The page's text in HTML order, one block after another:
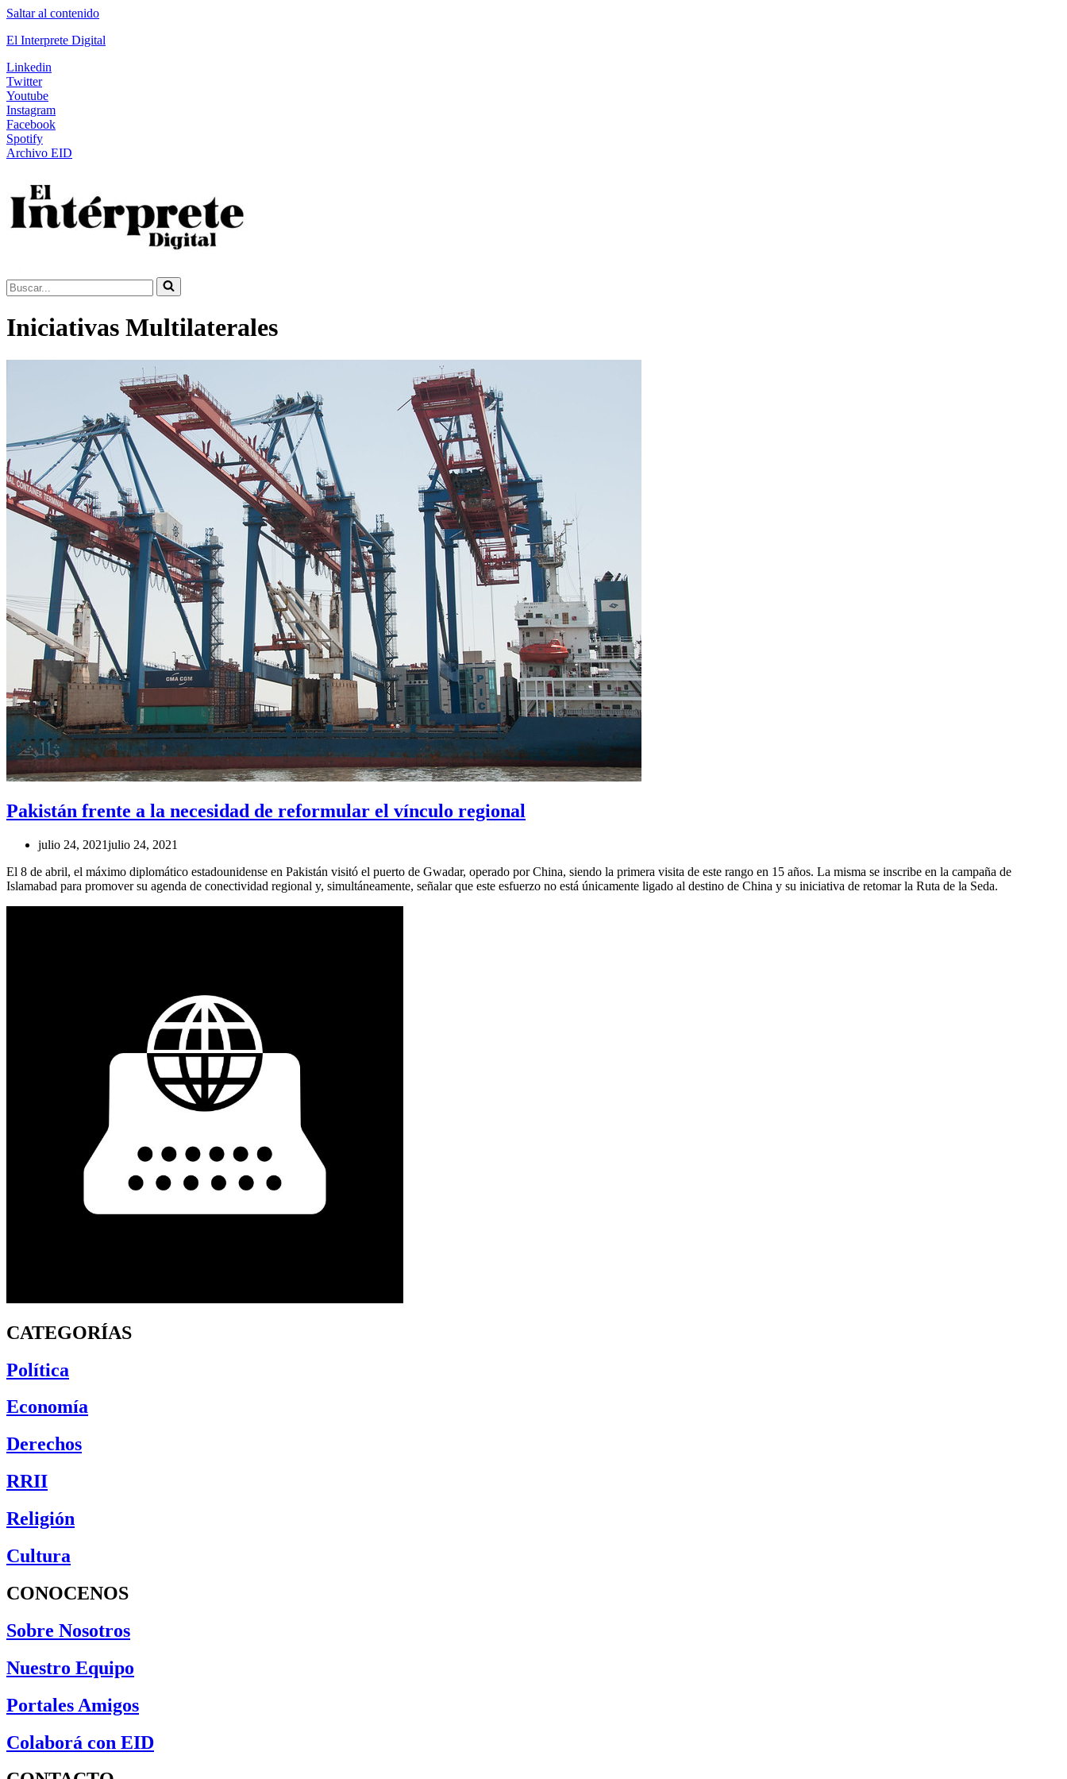
Saltar al contenido
El Interprete Digital
Linkedin
Twitter
Youtube
Instagram
Facebook
Spotify
Archivo EID
Buscar...
Iniciativas Multilaterales
Pakistán frente a la necesidad de reformular el vínculo regional
julio 24, 2021julio 24, 2021
El 8 de abril, el máximo diplomático estadounidense en Pakistán visitó el puerto de Gwadar, operado por China, siendo la primera visita de este rango en 15 años. La misma se inscribe en la campaña de
Islamabad para promover su agenda de conectividad regional y, simultáneamente, señalar que este esfuerzo no está únicamente ligado al destino de China y su iniciativa de retomar la Ruta de la Seda.
CATEGORÍAS
Política
Economía
Derechos
RRII
Religión
Cultura
CONOCENOS
Sobre Nosotros
Nuestro Equipo
Portales Amigos
Colaborá con EID